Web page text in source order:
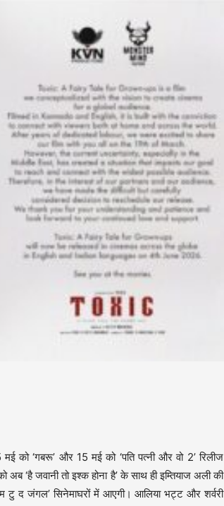
को ‘गबरू’ और 15 मई को ‘पति पत्नी और वो 2’ रिलीज
‘है जवानी तो इश्क होना है’ के साथ ही इम्तियाज अली की
द जंगल’ सिनेमाघरों में आएगी। आलिया भट्ट और शर्वरी